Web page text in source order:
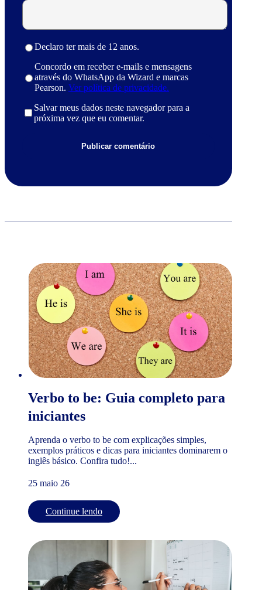
Declaro ter mais de 12 anos.
Concordo em receber e-mails e mensagens
através do WhatsApp da Wizard e marcas
Pearson. Ver política de privacidade.
Salvar meus dados neste navegador para a
próxima vez que eu comentar.
Verbo to be: Guia completo para
iniciantes
Aprenda o verbo to be com explicações simples,
exemplos práticos e dicas para iniciantes dominarem o
inglês básico. Confira tudo!...
25 maio 26
Continue lendo